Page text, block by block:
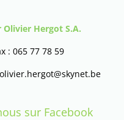
Olivier Hergot S.A.
: 065 77 78 59
olivier.hergot@skynet.be
sur Facebook